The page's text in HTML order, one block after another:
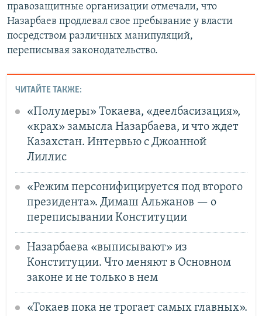
правозащитные организации отмечали, что
Назарбаев продлевал свое пребывание у власти
посредством различных манипуляций,
переписывая законодательство.
ЧИТАЙТЕ ТАКЖЕ:
«Полумеры» Токаева, «деелбасизация»,
«крах» замысла Назарбаева, и что ждет
Казахстан. Интервью с Джоанной
Лиллис
«Режим персонифицируется под второго
президента». Димаш Альжанов — о
переписывании Конституции
Назарбаева «выписывают» из
Конституции. Что меняют в Основном
законе и не только в нем
«Токаев пока не трогает самых главных».